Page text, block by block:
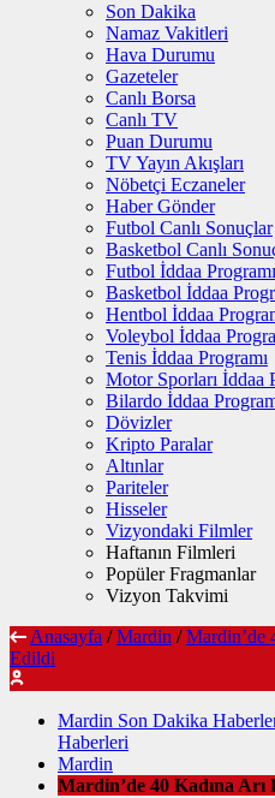
Son Dakika
Namaz Vakitleri
Hava Durumu
Gazeteler
Canlı Borsa
Canlı TV
Puan Durumu
TV Yayın Akışları
Nöbetçi Eczaneler
Haber Gönder
Futbol Canlı Sonuçlar
Basketbol Canlı
Futbol İddaa Programı
Basketbol İddaa
Hentbol İddaa
Voleybol İddaa
Tenis İddaa Programı
Motor Sporları İddaa
Bilardo İddaa
Dövizler
Kripto Paralar
Altınlar
Pariteler
Hisseler
Vizyondaki Filmler
Haftanın Filmleri
Popüler Fragmanlar
Vizyon Takvimi
Anasayfa / Mardin / Mardin’de
Edildi
Mardin Son Dakika
Haberleri
Mardin
Mardin’de 40 Kadına